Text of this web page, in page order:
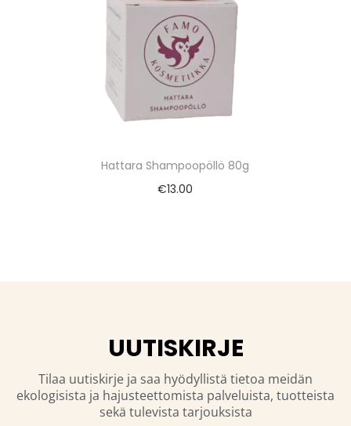
Hattara Shampoopöllö 80g
€13.00
UUTISKIRJE
Tilaa uutiskirje ja saa hyödyllistä tietoa meidän
ekologisista ja hajusteettomista palveluista, tuotteista
sekä tulevista tarjouksista